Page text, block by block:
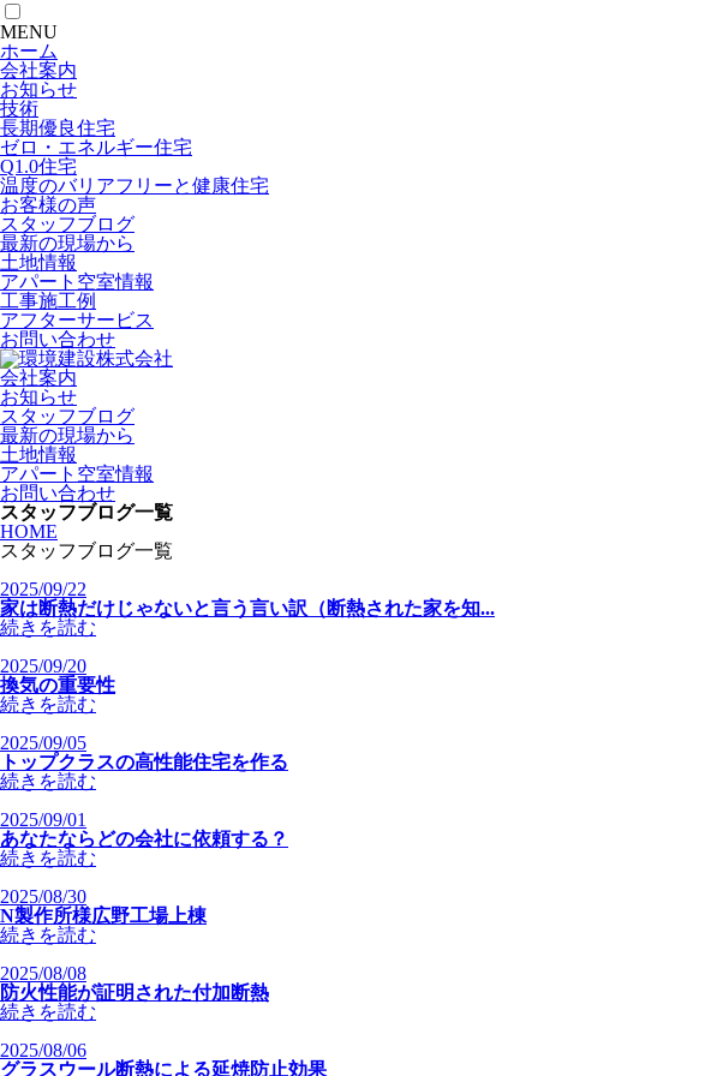
MENU
ホーム
会社案内
お知らせ
技術
長期優良住宅
ゼロ・エネルギー住宅
Q1.0住宅
温度のバリアフリーと健康住宅
お客様の声
スタッフブログ
最新の現場から
土地情報
アパート空室情報
工事施工例
アフターサービス
お問い合わせ
会社案内
お知らせ
スタッフブログ
最新の現場から
土地情報
アパート空室情報
お問い合わせ
スタッフブログ一覧
HOME
スタッフブログ一覧
2025/09/22
家は断熱だけじゃないと言う言い訳（断熱された家を知...
続きを読む
2025/09/20
換気の重要性
続きを読む
2025/09/05
トップクラスの高性能住宅を作る
続きを読む
2025/09/01
あなたならどの会社に依頼する？
続きを読む
2025/08/30
N製作所様広野工場上棟
続きを読む
2025/08/08
防火性能が証明された付加断熱
続きを読む
2025/08/06
グラスウール断熱による延焼防止効果